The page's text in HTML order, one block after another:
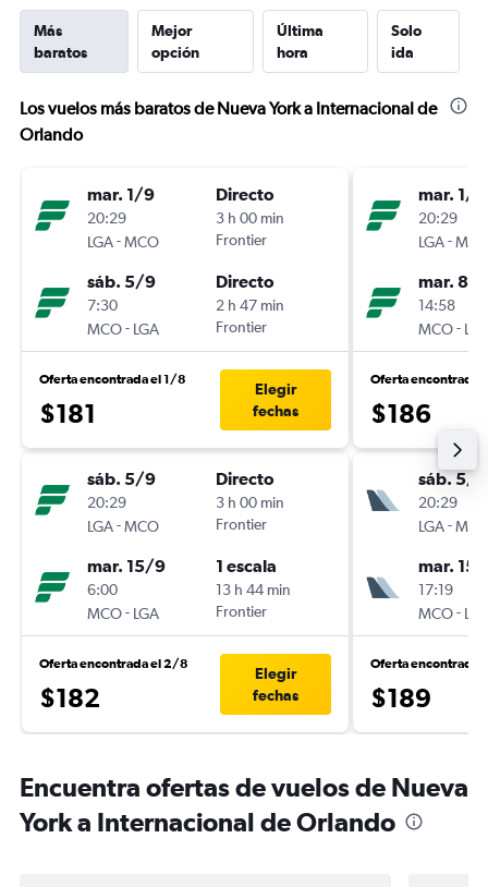
Más
baratos
Mejor
opción
Última
hora
Solo
ida
Los vuelos más baratos de Nueva York a Internacional de
Orlando
mar. 1/9
20:29
LGA-MCO
Directo
3 h 00 min
Frontier
sáb. 5/9
7:30
MCO- LGA
Directo
2 h 47 min
Frontier
Oferta encontrada el 1/8
$181
Elegir
fechas
sáb. 5/9
20:29
LGA-MCO
Directo
3 h 00 min
Frontier
mar. 15/9
6:00
MCO- LGA
1 escala
13 h 44 min
Frontier
Oferta encontrada el 2/8
$182
Elegir
fechas
mar. 1/9
20:29
LGA-
mar. 8/9
14:58
MCO-
Oferta encontrada
$186
sáb. 5/9
20:29
LGA-
mar.
17:19
MCO-
Oferta encontrada
$189
Encuentra ofertas de vuelos de Nueva
York a Internacional de Orlando